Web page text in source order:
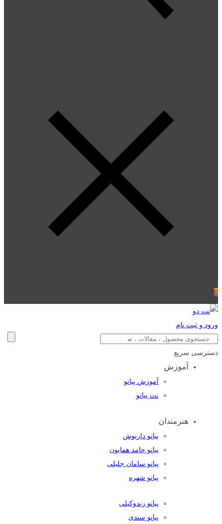
0
ورود و ثبت نام
دسترسی سریع
آموزش
آموزش پیانو
نت پیانو
هنرمندان
پیانو داریوش
پیانو حامد همایون
پیانو سامان جلیلی
پیانو شهره
پیانو زندوکیلی
پیانو سندی